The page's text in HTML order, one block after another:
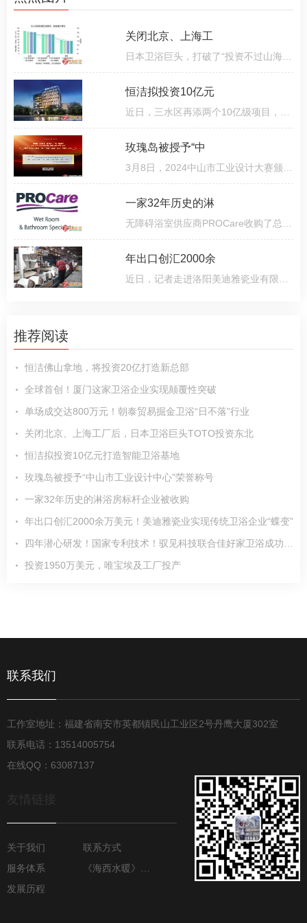
关闭北京、上海工
恒洁拟投资10亿元
玫瑰岛被授予“中
一家32年历史的淋
年出口创汇2000余
推荐阅读
恒洁佛山拿地，将投资20亿打造新总部
全球首创！厦门这家卫浴企业实现颠覆性突破
单场成交达800万元！朝泰贸易掘金卫浴“日不落”行业
关闭北京、上海工厂后，日本卫浴巨头TOTO投资东北
恒洁拟投资10亿元打造智能卫浴基地
玫瑰岛被授予“中山市工业设计中心”荣誉称号
一家32年历史的淋浴房标杆企业被收购
年出口创汇2000余万美元！美迪雅瓷业实现传统卫浴企业“蝶变”
投资1950万美元，唯宝埃及工厂投产
联系我们
工作室地址：福建省南安市英都镇民山工业区2号丹鹰大厦302室
联系电话：13514005754
在线QQ：63087137
友情链接
关于我们
联系方式
服务体系
发展历程